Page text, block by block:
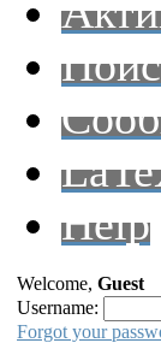
Help
Welcome, Guest
Username:
Forgot your